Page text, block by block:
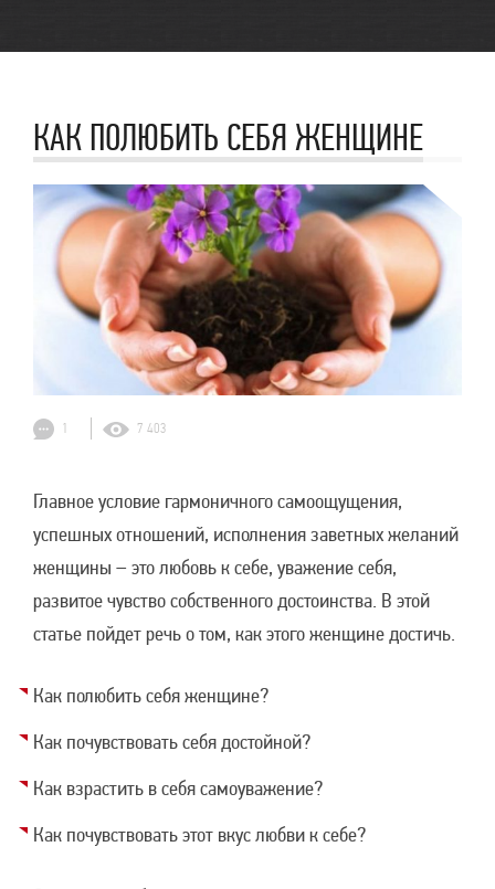
КАК ПОЛЮБИТЬ СЕБЯ ЖЕНЩИНЕ
1 7 403
Главное условие гармоничного самоощущения,
успешных отношений, исполнения заветных желаний
женщины – это любовь к себе, уважение себя,
развитое чувство собственного достоинства. В этой
статье пойдет речь о том, как этого женщине достичь.
Как полюбить себя женщине?
Как почувствовать себя достойной?
Как взрастить в себя самоуважение?
Как почувствовать этот вкус любви к себе?